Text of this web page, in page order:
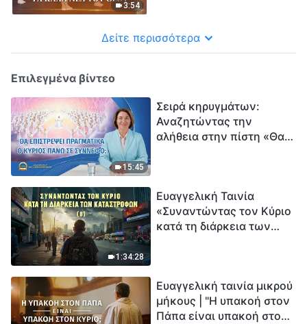
3:54
Δείτε περισσότερα
Επιλεγμένα βίντεο
15:45
Σειρά κηρυγμάτων:
Αναζητώντας την
αλήθεια στην πίστη «Θα
1:34:28
Ευαγγελική Ταινία
«Συναντώντας τον Κύριο
κατά τη διάρκεια των
εξαφάνισης». Οι
καταστροφές χτυπούν.
Ξεκινά η αντίστροφη
Ευαγγελική ταινία μικρού
μήκους | "Η υπακοή στον
Πάπα είναι υπακοή στον